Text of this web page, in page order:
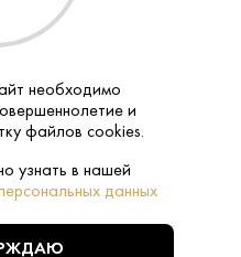
Tushpa Wine
Сахар: Сухое
Регион:
Подарочная
необходимо
и
файлов cookies.
узнать в нашей
данных